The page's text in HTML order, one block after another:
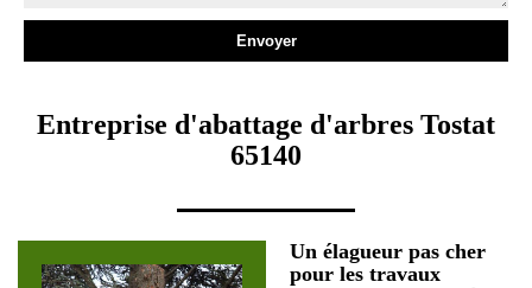
Entreprise d'abattage d'arbres Tostat
65140
Un élagueur pas cher
pour les travaux